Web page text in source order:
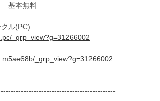
無料
ル(PC)
_grp_view?g=31266002
_grp_view?g=31266002